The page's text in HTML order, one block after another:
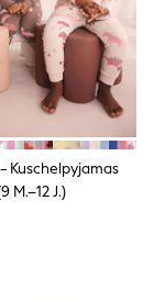
Kuschelpyjamas
M.–12 J.)